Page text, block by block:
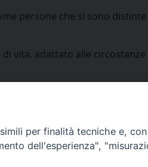
persone che si sono
vita, adattato alle
2025
per finalità tecniche e,
dell'esperienza",